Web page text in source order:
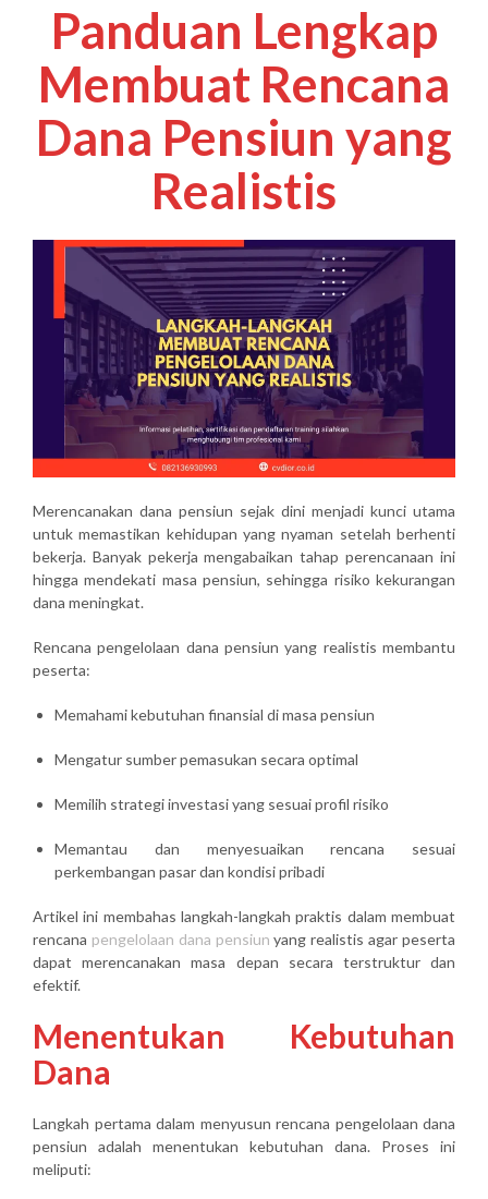
Panduan Lengkap
Membuat Rencana
Dana Pensiun yang
Realistis
Merencanakan dana pensiun sejak dini menjadi kunci utama
untuk memastikan kehidupan yang nyaman setelah berhenti
bekerja. Banyak pekerja mengabaikan tahap perencanaan ini
hingga mendekati masa pensiun, sehingga risiko kekurangan
dana meningkat.
Rencana pengelolaan dana pensiun yang realistis membantu
peserta:
Memahami kebutuhan finansial di masa pensiun
Mengatur sumber pemasukan secara optimal
Memilih strategi investasi yang sesuai profil risiko
Memantau dan menyesuaikan rencana sesuai
perkembangan pasar dan kondisi pribadi
Artikel ini membahas langkah-langkah praktis dalam membuat
rencana pengelolaan dana pensiun yang realistis agar peserta
dapat merencanakan masa depan secara terstruktur dan
efektif.
Menentukan Kebutuhan
Dana
Langkah pertama dalam menyusun rencana pengelolaan dana
pensiun adalah menentukan kebutuhan dana. Proses ini
meliputi: